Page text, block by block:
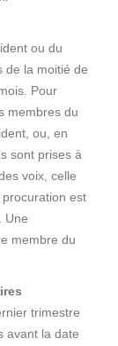
ou du
de la moitié de
Pour
membres du
ou, en
sont prises à
voix, celle
est
Une
membre du
trimestre
avant la date